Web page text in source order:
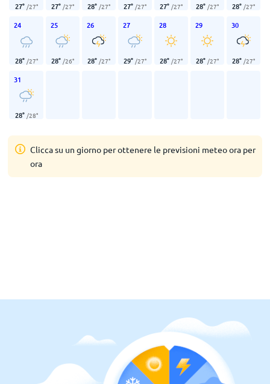
27° /27° 27° /27° 28° /27° 27° /27° 27° /27° 28° /27° 28° /27°
24
28° /27°
25
28° /26°
26
28° /27°
27
29° /27°
28
28° /27°
29
28° /27°
30
28° /27°
31
28° /28°
Clicca su un giorno per ottenere le previsioni meteo ora per
ora